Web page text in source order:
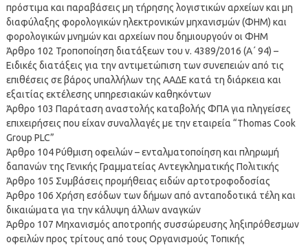
πρόστιμα και παραβάσεις μη τήρησης λογιστικών αρχείων και μη
διαφύλαξης φορολογικών ηλεκτρονικών μηχανισμών (ΦΗΜ) και
φορολογικών μνημών και αρχείων που δημιουργούν οι ΦΗΜ
Άρθρο 102 Τροποποίηση διατάξεων του ν. 4389/2016 (Α΄ 94) –
Ειδικές διατάξεις για την αντιμετώπιση των συνεπειών από τις
επιθέσεις σε βάρος υπαλλήλων της ΑΑΔΕ κατά τη διάρκεια και
εξαιτίας εκτέλεσης υπηρεσιακών καθηκόντων
Άρθρο 103 Παράταση αναστολής καταβολής ΦΠΑ για πληγείσες
επιχειρήσεις που είχαν συναλλαγές με την εταιρεία “Thomas Cook
Group PLC”
Άρθρο 104 Ρύθμιση οφειλών – ενταλματοποίηση και πληρωμή
δαπανών της Γενικής Γραμματείας Αντεγκληματικής Πολιτικής
Άρθρο 105 Συμβάσεις προμήθειας ειδών αρτοτροφοδοσίας
Άρθρο 106 Χρήση εσόδων των δήμων από ανταποδοτικά τέλη και
δικαιώματα για την κάλυψη άλλων αναγκών
Άρθρο 107 Μηχανισμός αποτροπής συσσώρευσης ληξιπρόθεσμων
οφειλών προς τρίτους από τους Οργανισμούς Τοπικής